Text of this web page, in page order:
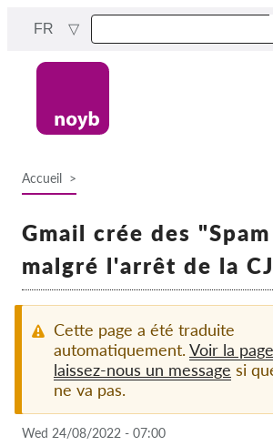
content
FR
Projets
Exercise your
Accueil
Gmail crée des
malgré l'arrêt de la
Cette page a été traduite
automatiquement. Voir la
laissez-nous un message si
ne va pas.
Wed 24/08/2022 - 07:00